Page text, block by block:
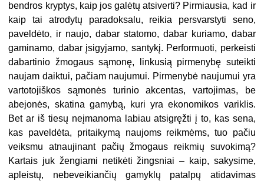
bendros kryptys, kaip jos galėtų atsiverti? Pirmiausia, kad ir
kaip tai atrodytų paradoksalu, reikia persvarstyti seno,
paveldėto, ir naujo, dabar statomo, dabar kuriamo, dabar
gaminamo, dabar įsigyjamo, santykį. Performuoti, perkeisti
dabartinio žmogaus sąmonę, linkusią pirmenybę suteikti
naujam daiktui, pačiam naujumui. Pirmenybė naujumui yra
vartotojiškos sąmonės turinio akcentas, vartojimas, be
abejonės, skatina gamybą, kuri yra ekonomikos variklis.
Bet ar iš tiesų neįmanoma labiau atsigręžti į to, kas sena,
kas paveldėta, pritaikymą naujoms reikmėms, tuo pačiu
veiksmu atnaujinant pačių žmogaus reikmių suvokimą?
Kartais juk žengiami netikėti žingsniai – kaip, sakysime,
apleistų, nebeveikiančių gamyklų patalpų atidavimas